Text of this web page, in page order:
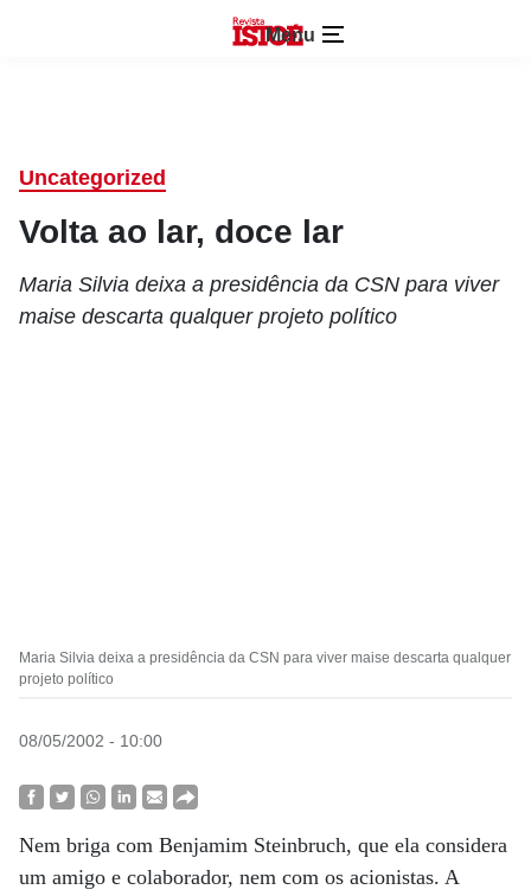
Menu
Uncategorized
Volta ao lar, doce lar
Maria Silvia deixa a presidência da CSN para viver
maise descarta qualquer projeto político
Maria Silvia deixa a presidência da CSN para viver maise descarta qualquer
projeto político
08/05/2002 - 10:00
Nem briga com Benjamim Steinbruch, que ela considera
um amigo e colaborador, nem com os acionistas. A